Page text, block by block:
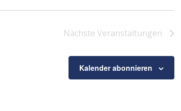
Nächste Veranstaltungen
Kalender abonnieren